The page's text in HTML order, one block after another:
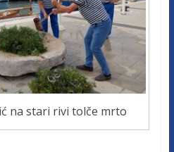
na stari rivi tolče mrto